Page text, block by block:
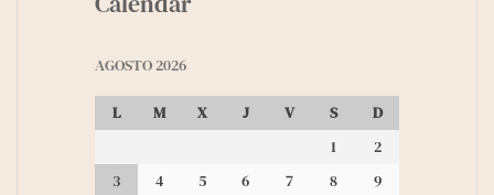
AGOSTO 2026
L M X J V S
D
1
2
3
4 5 6 7 8
9